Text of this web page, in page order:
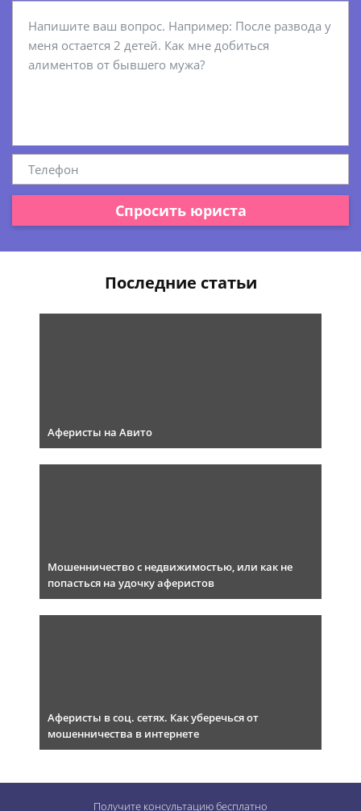
Спросить юриста
Последние статьи
Аферисты на Авито
Мошенничество с недвижимостью, или как не
попасться на удочку аферистов
Аферисты в соц. сетях. Как уберечься от
мошенничества в интернете
Получите консультациюбесплатно